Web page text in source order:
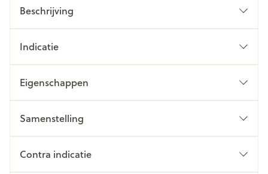
Beschrijving
Indicatie
Eigenschappen
Samenstelling
Contra indicatie